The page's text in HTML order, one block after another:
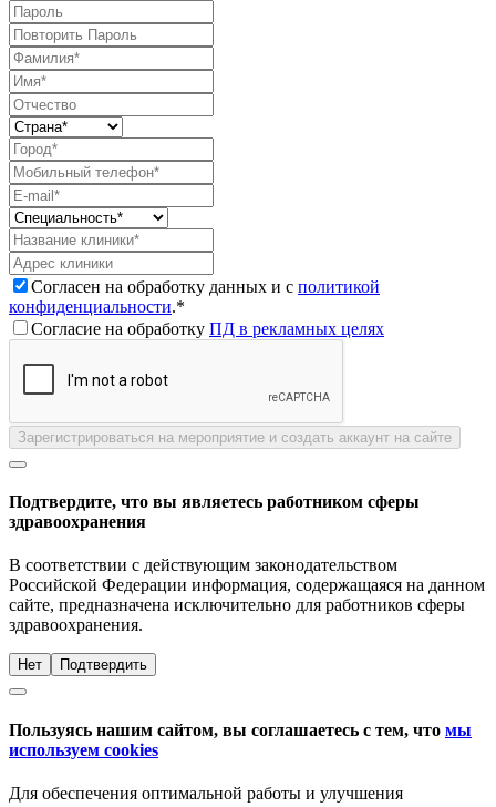
Согласен на обработку данных и с политикой
конфиденциальности.*
Согласие на обработку ПД в рекламных целях
Зарегистрироваться на мероприятие и создать аккаунт на сайте
Подтвердите, что вы являетесь работником сферы
здравоохранения
В соответствии с действующим законодательством
Российской Федерации информация, содержащаяся на данном
сайте, предназначена исключительно для работников сферы
здравоохранения.
Нет Подтвердить
Пользуясь нашим сайтом, вы соглашаетесь с тем, что мы
используем cookies
Для обеспечения оптимальной работы и улучшения